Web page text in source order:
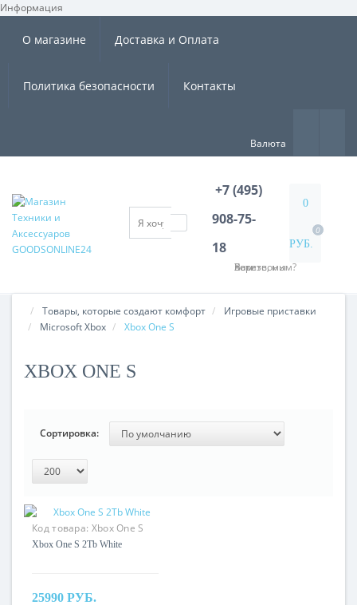
Информация ×
О магазине Доставка и Оплата
Политика безопасности Контакты
Валюта
+7 (495)
908-75-
18
Хотите, мы Вам перезвоним?
0
РУБ.
0
Товары, которые создают комфорт
Игровые приставки
Microsoft Xbox
Xbox One S
XBOX ONE S
Сортировка:
Код товара: Xbox One S
2Tb
Xbox One S 2Tb White
25990 РУБ.